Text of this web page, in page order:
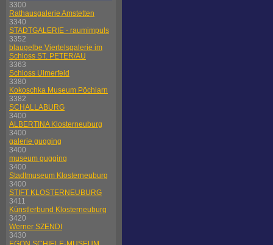
3300
Rathausgalerie Amstetten
3340
STADTGALERIE - raumimpuls
3352
blaugelbe Viertelsgalerie im
Schloss ST. PETER/AU
3363
Schloss Ulmerfeld
3380
Kokoschka Museum Pöchlarn
3382
SCHALLABURG
3400
ALBERTINA Klosterneuburg
3400
galerie gugging
3400
museum gugging
3400
Stadtmuseum Klosterneuburg
3400
STIFT KLOSTERNEUBURG
3411
Künstlerbund Klosterneuburg
3420
Werner SZENDI
3430